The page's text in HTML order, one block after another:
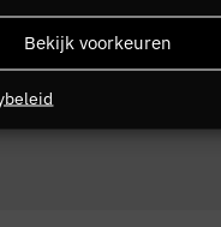
Bekijk voorkeuren